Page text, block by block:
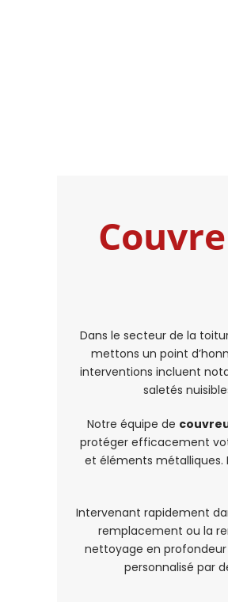
Dans le secteur de la
mettons un point
interventions incluent
saletés
Notre équipe de
protéger efficacement
et éléments métalliques.
Intervenant rapidement
remplacement ou la
nettoyage en profondeur
personnalisé par